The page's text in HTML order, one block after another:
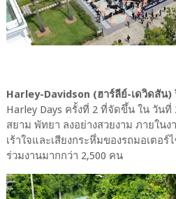
Harley-Davidson (ฮาร์ลีย์-เดวิดสัน)
Harley Days ครั้งที่ 2 ที่จัดขึ้น ใน วัน
สยาม พัทยา ลงอย่างสวยงาม ภายใน
เร้าใจและเสียงกระหึ่มของรถมอเตอ
ร่วมงานมากกว่า 2,500 คน